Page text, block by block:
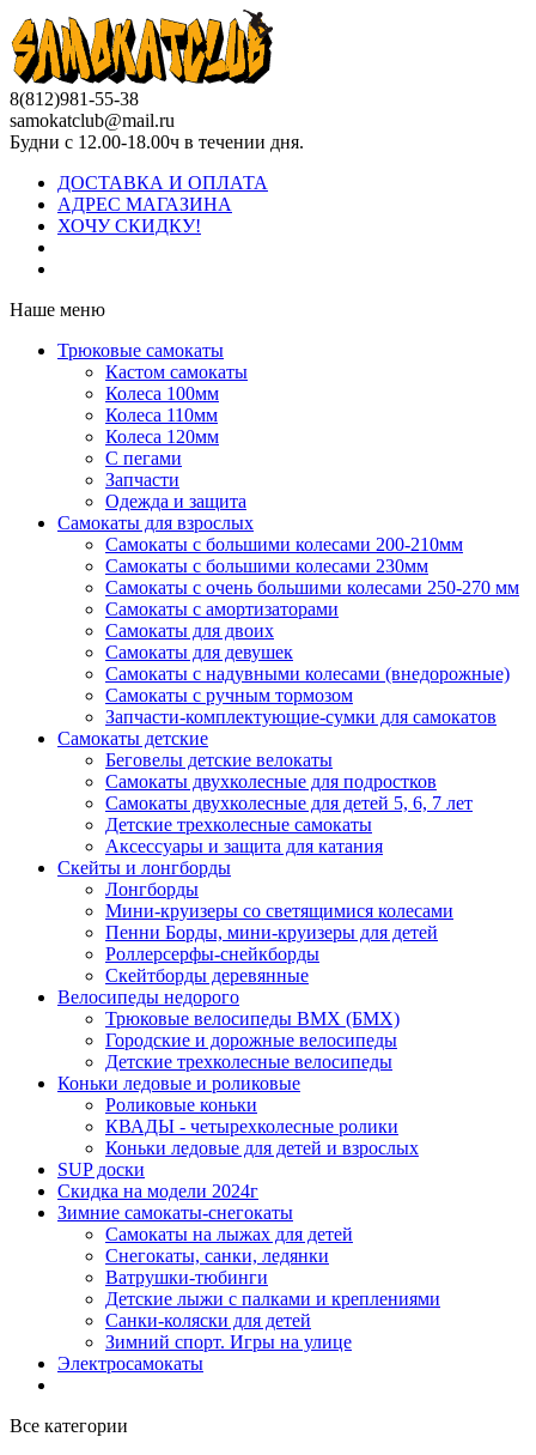
8(812)981-55-38
samokatclub@mail.ru
Будни с 12.00-18.00ч в течении дня.
ДОСТАВКА И ОПЛАТА
АДРЕС МАГАЗИНА
ХОЧУ СКИДКУ!
Наше меню
Трюковые самокаты
Кастом самокаты
Колеса 100мм
Колеса 110мм
Колеса 120мм
С пегами
Запчасти
Одежда и защита
Самокаты для взрослых
Самокаты с большими колесами 200-210мм
Самокаты с большими колесами 230мм
Самокаты с очень большими колесами 250-270 мм
Самокаты с амортизаторами
Самокаты для двоих
Самокаты для девушек
Самокаты с надувными колесами (внедорожные)
Самокаты с ручным тормозом
Запчасти-комплектующие-сумки для самокатов
Самокаты детские
Беговелы детские велокаты
Самокаты двухколесные для подростков
Самокаты двухколесные для детей 5, 6, 7 лет
Детские трехколесные самокаты
Аксессуары и защита для катания
Cкейты и лонгборды
Лонгборды
Мини-круизеры со светящимися колесами
Пенни Борды, мини-круизеры для детей
Роллерсерфы-снейкборды
Скейтборды деревянные
Велосипеды недорого
Трюковые велосипеды BMX (БМХ)
Городские и дорожные велосипеды
Детские трехколесные велосипеды
Коньки ледовые и роликовые
Роликовые коньки
КВАДЫ - четырехколесные ролики
Коньки ледовые для детей и взрослых
SUP доски
Скидка на модели 2024г
Зимние самокаты-снегокаты
Самокаты на лыжах для детей
Снегокаты, санки, ледянки
Ватрушки-тюбинги
Детские лыжи с палками и креплениями
Санки-коляски для детей
Зимний спорт. Игры на улице
Электросамокаты
Все категории